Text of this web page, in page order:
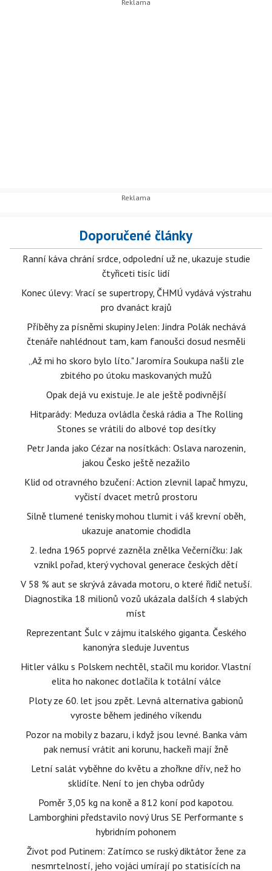
Doporučené články
Ranní káva chrání srdce, odpolední už ne, ukazuje studie
čtyřiceti tisíc lidí
Konec úlevy: Vrací se supertropy, ČHMÚ vydává výstrahu
pro dvanáct krajů
Příběhy za písněmi skupiny Jelen: Jindra Polák nechává
čtenáře nahlédnout tam, kam fanoušci dosud nesměli
„Až mi ho skoro bylo líto." Jaromíra Soukupa našli zle
zbitého po útoku maskovaných mužů
Opak dejá vu existuje. Je ale ještě podivnější
Hitparády: Meduza ovládla česká rádia a The Rolling
Stones se vrátili do albové top desítky
Petr Janda jako Cézar na nosítkách: Oslava narozenin,
jakou Česko ještě nezažilo
Klid od otravného bzučení: Action zlevnil lapač hmyzu,
vyčistí dvacet metrů prostoru
Silně tlumené tenisky mohou tlumit i váš krevní oběh,
ukazuje anatomie chodidla
2. ledna 1965 poprvé zazněla znělka Večerníčku: Jak
vznikl pořad, který vychoval generace českých dětí
V 58 % aut se skrývá závada motoru, o které řidič netuší.
Diagnostika 18 milionů vozů ukázala dalších 4 slabých
míst
Reprezentant Šulc v zájmu italského giganta. Českého
kanonýra sleduje Juventus
Hitler válku s Polskem nechtěl, stačil mu koridor. Vlastní
elita ho nakonec dotlačila k totální válce
Ploty ze 60. let jsou zpět. Levná alternativa gabionů
vyroste během jediného víkendu
Pozor na mobily z bazaru, i když jsou levné. Banka vám
pak nemusí vrátit ani korunu, hackeři mají žně
Letní salát vyběhne do květu a zhořkne dřív, než ho
sklidíte. Není to jen chyba odrůdy
Poměr 3,05 kg na koně a 812 koní pod kapotou.
Lamborghini představilo nový Urus SE Performante s
hybridním pohonem
Život pod Putinem: Zatímco se ruský diktátor žene za
nesmrtelností, jeho vojáci umírají po statisících na